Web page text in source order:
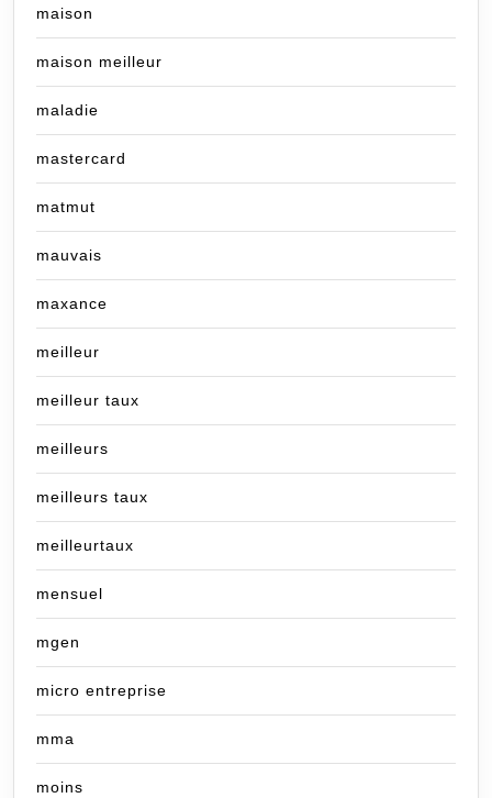
maison
maison meilleur
maladie
mastercard
matmut
mauvais
maxance
meilleur
meilleur taux
meilleurs
meilleurs taux
meilleurtaux
mensuel
mgen
micro entreprise
mma
moins